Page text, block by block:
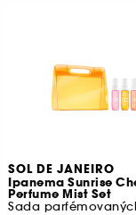
SOL DE JANEIRO
Ipanema Sunrise
Perfume Mist Set
Sada